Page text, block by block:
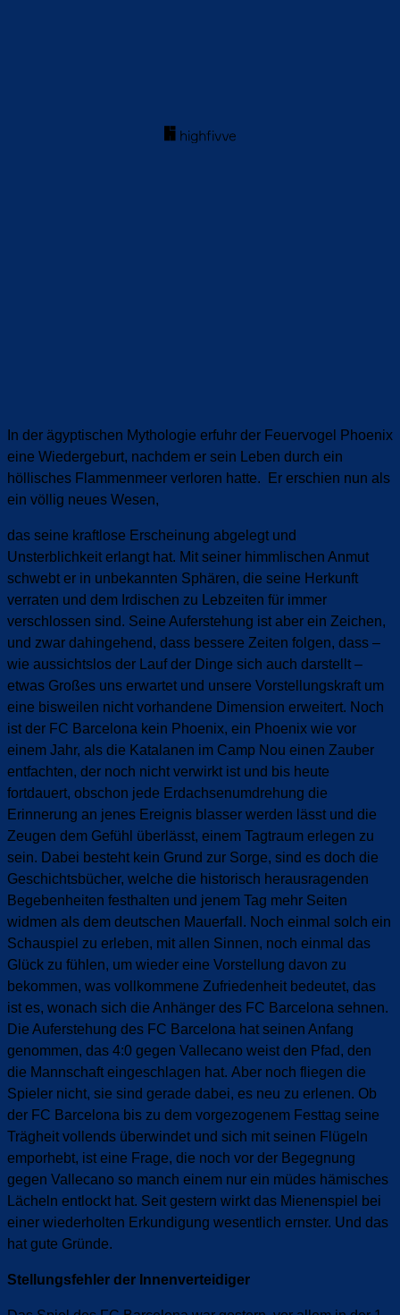
In der ägyptischen Mythologie erfuhr der Feuervogel Phoenix
eine Wiedergeburt, nachdem er sein Leben durch ein
höllisches Flammenmeer verloren hatte. Er erschien nun als
ein völlig neues Wesen,
das seine kraftlose Erscheinung abgelegt und
Unsterblichkeit erlangt hat. Mit seiner himmlischen Anmut
schwebt er in unbekannten Sphären, die seine Herkunft
verraten und dem Irdischen zu Lebzeiten für immer
verschlossen sind. Seine Auferstehung ist aber ein Zeichen,
und zwar dahingehend, dass bessere Zeiten folgen, dass –
wie aussichtslos der Lauf der Dinge sich auch darstellt –
etwas Großes uns erwartet und unsere Vorstellungskraft um
eine bisweilen nicht vorhandene Dimension erweitert. Noch
ist der FC Barcelona kein Phoenix, ein Phoenix wie vor
einem Jahr, als die Katalanen im Camp Nou einen Zauber
entfachten, der noch nicht verwirkt ist und bis heute
fortdauert, obschon jede Erdachsenumdrehung die
Erinnerung an jenes Ereignis blasser werden lässt und die
Zeugen dem Gefühl überlässt, einem Tagtraum erlegen zu
sein. Dabei besteht kein Grund zur Sorge, sind es doch die
Geschichtsbücher, welche die historisch herausragenden
Begebenheiten festhalten und jenem Tag mehr Seiten
widmen als dem deutschen Mauerfall. Noch einmal solch ein
Schauspiel zu erleben, mit allen Sinnen, noch einmal das
Glück zu fühlen, um wieder eine Vorstellung davon zu
bekommen, was vollkommene Zufriedenheit bedeutet, das
ist es, wonach sich die Anhänger des FC Barcelona sehnen.
Die Auferstehung des FC Barcelona hat seinen Anfang
genommen, das 4:0 gegen Vallecano weist den Pfad, den
die Mannschaft eingeschlagen hat. Aber noch fliegen die
Spieler nicht, sie sind gerade dabei, es neu zu erlenen. Ob
der FC Barcelona bis zu dem vorgezogenem Festtag seine
Trägheit vollends überwindet und sich mit seinen Flügeln
emporhebt, ist eine Frage, die noch vor der Begegnung
gegen Vallecano so manch einem nur ein müdes hämisches
Lächeln entlockt hat. Seit gestern wirkt das Mienenspiel bei
einer wiederholten Erkundigung wesentlich ernster. Und das
hat gute Gründe.
Stellungsfehler der Innenverteidiger